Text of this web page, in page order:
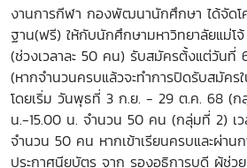
งานการกีฬา กองพัฒนานักศึกษา ได้จัดโ
ฐาน(ฟรี) ให้กับนักศึกษามหาวิทยาลัยแม่โ
(ช่วงเวลาละ 50 คน) รับสมัครต้้งแต่วันที่
(หากจำนวนครบแล้วจะทำการปิดรับสมัค
โดยเริ่ม วันพุธที่ 3 ก.ย. - 29 ต.ค. 68 (ก
น.-15.00 น. จำนวน 50 คน (กลุ่มที่ 2) เว
จำนวน 50 คน หากเข้าเรียนครบและผ่าน
ประกาศนียบัตร จาก รองอธิการบดี ผู้ช่ว